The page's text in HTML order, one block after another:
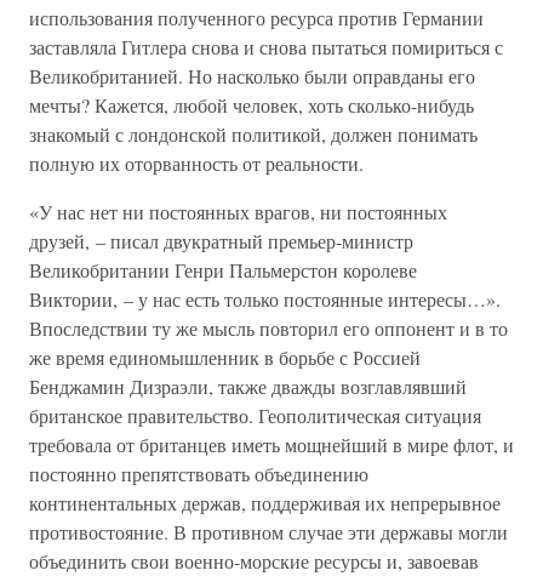
использования полученного ресурса против Германии
заставляла Гитлера снова и снова пытаться помириться с
Великобританией. Но насколько были оправданы его
мечты? Кажется, любой человек, хоть сколько-нибудь
знакомый с лондонской политикой, должен понимать
полную их оторванность от реальности.
«У нас нет ни постоянных врагов, ни постоянных
друзей, – писал двукратный премьер-министр
Великобритании Генри Пальмерстон королеве
Виктории, – у нас есть только постоянные интересы…».
Впоследствии ту же мысль повторил его оппонент и в то
же время единомышленник в борьбе с Россией
Бенджамин Дизраэли, также дважды возглавлявший
британское правительство. Геополитическая ситуация
требовала от британцев иметь мощнейший в мире флот, и
постоянно препятствовать объединению
континентальных держав, поддерживая их непрерывное
противостояние. В противном случае эти державы могли
объединить свои военно-морские ресурсы и, завоевав